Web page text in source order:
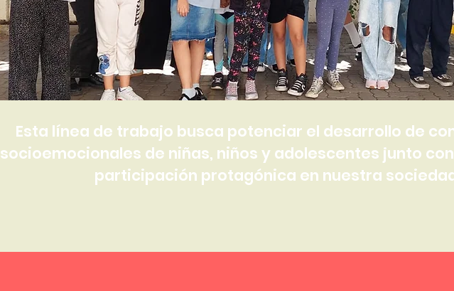
Esta línea de trabajo busca potenciar el desarrollo de
socioemocionales de niñas, niños y adolescentes junto
participación protagónica en nuestra